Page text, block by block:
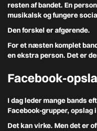
resten af bandet. En
musikalsk og fungere
Den forskel er afgørende.
For et næsten komplet
en ekstra person. Det er
Facebook-
I dag leder mange bands
Facebook-grupper,
Det kan virke. Men det er